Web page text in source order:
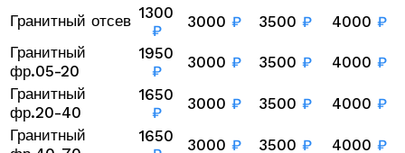
Гранитный отсев 1300
₽
3000 ₽ 3500 ₽ 4000 ₽
Гранитный
фр.05-20
1950
₽
3000 ₽ 3500 ₽ 4000 ₽
Гранитный
фр.20-40
1650
₽
3000 ₽ 3500 ₽ 4000 ₽
Гранитный
1650
3000 ₽ 3500 ₽ 4000 ₽